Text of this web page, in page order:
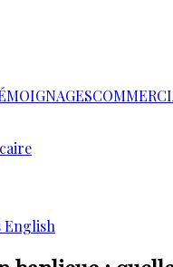
English